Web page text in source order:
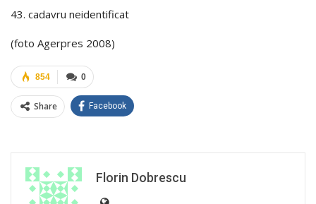
43. cadavru neidentificat
(foto Agerpres 2008)
0
854
Share Facebook
Florin Dobrescu